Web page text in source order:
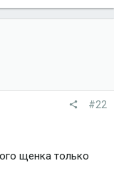
#22
щенка только